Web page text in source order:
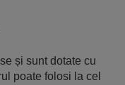
și sunt dotate cu
poate folosi la cel